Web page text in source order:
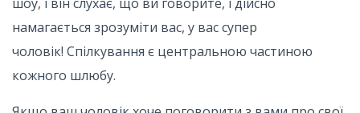
намагається зрозуміти вас, у вас супер
чоловік! Спілкування є центральною частиною
кожного шлюбу.